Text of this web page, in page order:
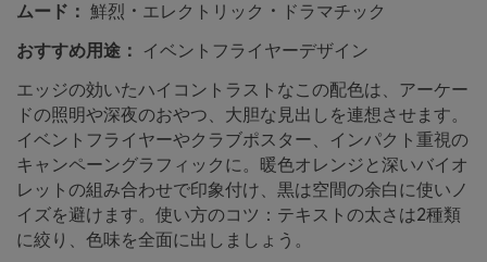
ムード： 鮮烈・エレクトリック・ドラマチック
おすすめ用途：
イベントフライヤーデザイン
エッジの効いたハイコントラストなこの配色は、アーケー
ドの照明や深夜のおやつ、大胆な見出しを連想させます。
イベントフライヤーやクラブポスター、インパクト重視の
キャンペーングラフィックに。暖色オレンジと深いバイオ
レットの組み合わせで印象付け、黒は空間の余白に使いノ
イズを避けます。使い方のコツ：テキストの太さは2種類
に絞り、色味を全面に出しましょう。